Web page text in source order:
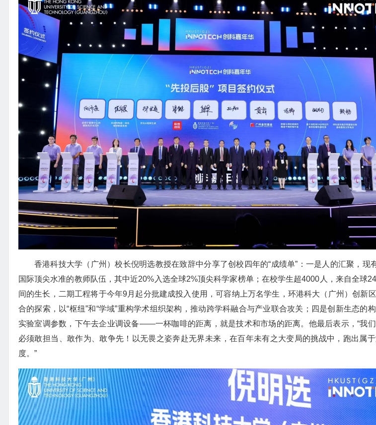
香港科技大学（广州）校长倪明选教授在致辞中分享了创校四年的“成绩单”：一是人的汇聚，现
国际顶尖水准的教师队伍，其中近20%入选全球2%顶尖科学家榜单；在校学生超4000人，来自全球
间的生长，二期工程将于今年9月起分批建成投入使用，可容纳上万名学生，环港科大（广州）创新
合的探索，以“枢纽”和“学域”重构学术组织架构，推动跨学科融合与产业联合攻关；四是创新生态的
实验室调参数，下午去企业调设备——一杯咖啡的距离，就是技术和市场的距离。他最后表示，“我
必须敢担当、敢作为、敢争先！以无畏之姿奔赴无界未来，在百年未有之大变局的挑战中，跑出属
度。”